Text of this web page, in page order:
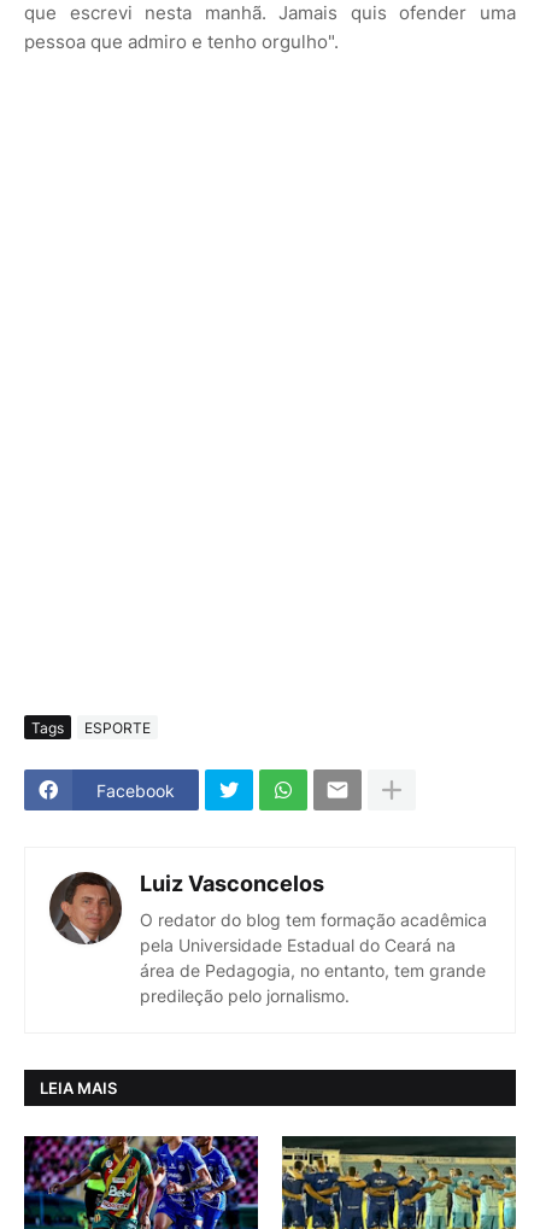
que escrevi nesta manhã. Jamais quis ofender uma
pessoa que admiro e tenho orgulho".
Tags ESPORTE
Facebook
Luiz Vasconcelos
O redator do blog tem formação acadêmica
pela Universidade Estadual do Ceará na
área de Pedagogia, no entanto, tem grande
predileção pelo jornalismo.
LEIA MAIS